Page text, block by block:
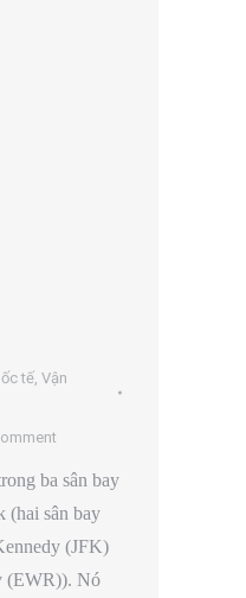
tế, Vận
ba sân bay
(hai sân bay
(JFK)
(EWR)). Nó